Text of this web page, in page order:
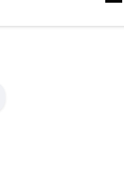
Leverancier.